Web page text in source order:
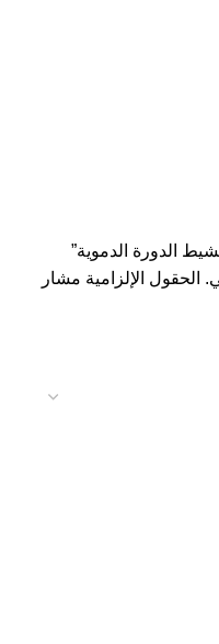
الدورة الدموية”
الحقول الإلزامية مشار